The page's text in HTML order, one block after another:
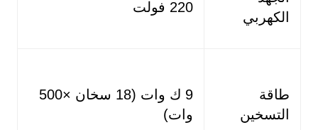
الكهربي
220 فولت
طاقة
التسخين
9 ك وات (18 سخان ×500
وات)